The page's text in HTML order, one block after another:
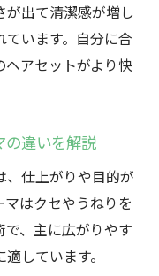
出て清潔感が増し
います。自分に合
ヘアセットがより快
の違いを解説
、仕上がりや目的が
はクセやうねりを
、主に広がりやす
しています。